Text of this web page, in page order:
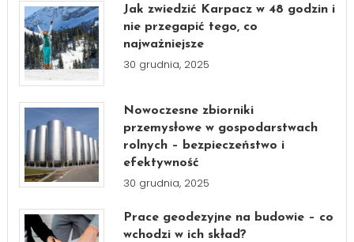
Jak zwiedzić Karpacz w 48 godzin i
nie przegapić tego, co
najważniejsze
30 grudnia, 2025
Nowoczesne zbiorniki
przemysłowe w gospodarstwach
rolnych – bezpieczeństwo i
efektywność
30 grudnia, 2025
Prace geodezyjne na budowie – co
wchodzi w ich skład?